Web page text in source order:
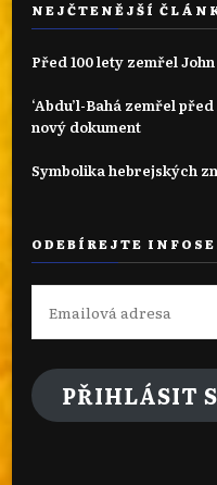
NEJČTENĚJŠÍ
Před 100 lety zemřel
‘Abdu’l-Bahá zemřel
nový dokument
Symbolika hebrejských
ODEBÍREJTE
Emailová
adresa
PŘIHLÁSIT